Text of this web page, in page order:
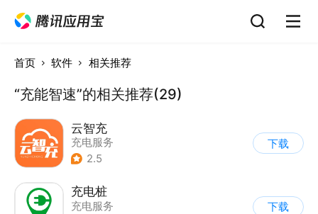
首页 软件 相关推荐
“充能智速”的相关推荐(29)
云智充
充电服务
2.5
下载
充电桩
充电服务
下载